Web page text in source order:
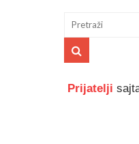
Prijatelji